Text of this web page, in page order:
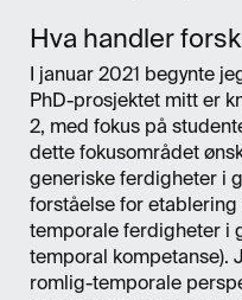
Hva handler
I januar 2021 begynte
PhD-prosjektet mitt er
2, med fokus på
dette fokusområdet
generiske ferdigheter i
forståelse for
temporale ferdigheter i
temporal kompetanse).
romlig-temporale